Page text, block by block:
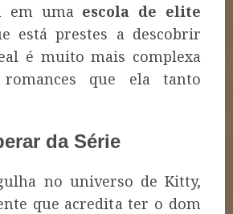
em uma escola de elite
está prestes a descobrir
é muito mais complexa
que ela tanto
da Série
no universo de Kitty,
que acredita ter o dom